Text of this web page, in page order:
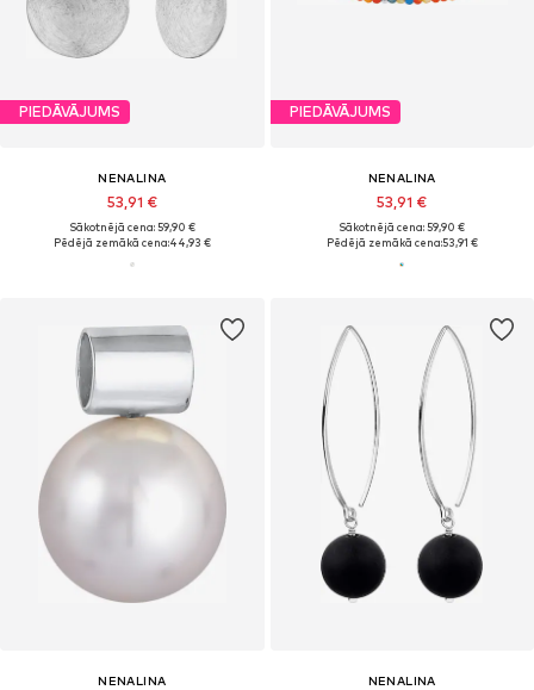
PIEDĀVĀJUMS
NENALINA
53,91 €
Sākotnējā cena: 59,90 €
Pēdējā zemākā cena:44,93 €
PIEDĀVĀJUMS
NENALINA
53,91 €
Sākotnējā cena: 59,90 €
Pēdējā zemākā cena:53,91 €
NENALINA NENALINA